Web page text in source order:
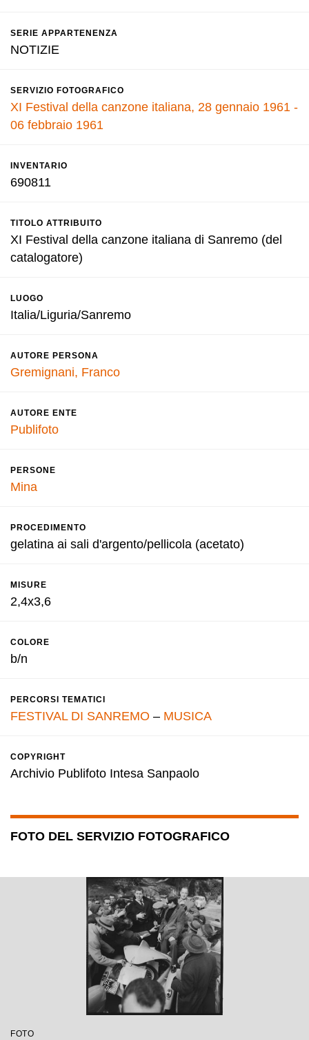
SERIE APPARTENENZA
NOTIZIE
SERVIZIO FOTOGRAFICO
XI Festival della canzone italiana, 28 gennaio 1961 -
06 febbraio 1961
INVENTARIO
690811
TITOLO ATTRIBUITO
XI Festival della canzone italiana di Sanremo (del
catalogatore)
LUOGO
Italia/Liguria/Sanremo
AUTORE PERSONA
Gremignani, Franco
AUTORE ENTE
Publifoto
PERSONE
Mina
PROCEDIMENTO
gelatina ai sali d'argento/pellicola (acetato)
MISURE
2,4x3,6
COLORE
b/n
PERCORSI TEMATICI
FESTIVAL DI SANREMO – MUSICA
COPYRIGHT
Archivio Publifoto Intesa Sanpaolo
FOTO DEL SERVIZIO FOTOGRAFICO
FOTO